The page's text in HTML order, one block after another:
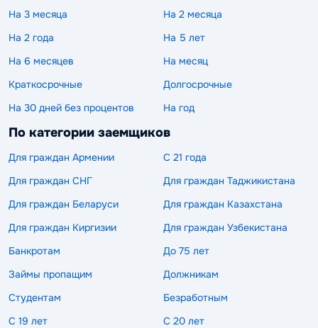
На 3 месяца
На 2 месяца
На 2 года
На 5 лет
На 6 месяцев
На месяц
Краткосрочные
Долгосрочные
На 30 дней без процентов
На год
По категории заемщиков
Для граждан Армении
С 21 года
Для граждан СНГ
Для граждан Таджикистана
Для граждан Беларуси
Для граждан Казахстана
Для граждан Киргизии
Для граждан Узбекистана
Банкротам
До 75 лет
Займы пропащим
Должникам
Студентам
Безработным
С 19 лет
С 20 лет